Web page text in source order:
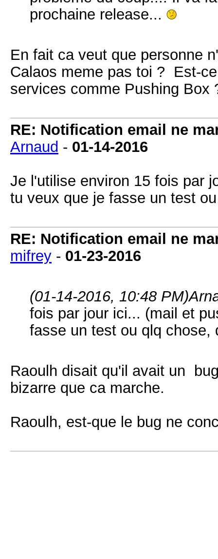
prochaine release...
En fait ca veut que personne
Calaos meme pas toi ? Est-
services comme Pushing Box
RE: Notification email ne
Arnaud - 01-14-2016
Je l'utilise environ 15 fois par
tu veux que je fasse un test
RE: Notification email ne
mifrey - 01-23-2016
(01-14-2016, 10:48 PM)
fois par jour ici... (mail et
fasse un test ou qlq chose,
Raoulh disait qu'il avait un
bizarre que ca marche.
Raoulh, est-que le bug ne